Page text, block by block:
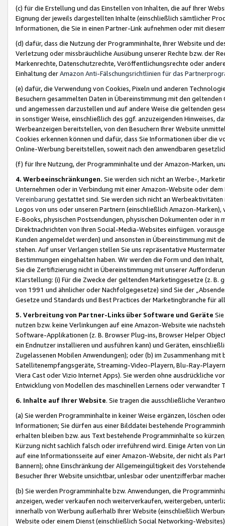
(c) für die Erstellung und das Einstellen von Inhalten, die auf Ihrer
Eignung der jeweils dargestellten Inhalte (einschließlich sämtlicher
Informationen, die Sie in einen Partner-Link aufnehmen oder mit
(d) dafür, dass die Nutzung der Programminhalte, Ihrer Website und
Verletzung oder missbräuchliche Ausübung unserer Rechte bzw. der
Markenrechte, Datenschutzrechte, Veröffentlichungsrechte oder
Einhaltung derAmazon Anti-Fälschungsrichtlinien für das
(e) dafür, die Verwendung von Cookies, Pixeln und anderen
Besuchern gesammelten Daten in Übereinstimmung mit den
und angemessen darzustellen und auf andere Weise die geltenden
in sonstiger Weise, einschließlich des ggf. anzuzeigenden Hinweises,
Werbeanzeigen bereitstellen, von den Besuchern Ihrer Website
Cookies erkennen können und dafür, dass Sie Informationen über die
Online-Werbung bereitstellen, soweit nach den anwendbaren
(f) für Ihre Nutzung, der Programminhalte und der Amazon-Marken,
4. Werbeeinschränkungen. Sie werden sich nicht an Werbe-,
Unternehmen oder in Verbindung mit einer Amazon-Website oder
Vereinbarung gestattet sind. Sie werden sich nicht an
Logos von uns oder unseren Partnern (einschließlich Amazon-
E-Books, physischen Postsendungen, physischen Dokumenten oder in
Direktnachrichten von Ihren Social-Media-Websites einfügen.
Kunden angemeldet werden) und ansonsten in Übereinstimmung mit
stehen. Auf unser Verlangen stellen Sie uns repräsentative
Bestimmungen eingehalten haben. Wir werden die Form und den
Sie die Zertifizierung nicht in Übereinstimmung mit unserer
Klarstellung: (i) Für die Zwecke der geltenden Marketinggesetze (z. B.
von 1991 und ähnlicher oder Nachfolgegesetze) sind Sie der
Gesetze und Standards und Best Practices der Marketingbranche für
5. Verbreitung von Partner-Links über Software und Geräte
nutzen bzw. keine Verlinkungen auf eine Amazon-Website wie
Software-Applikationen (z. B. Browser Plug-ins, Browser Helper
ein Endnutzer installieren und ausführen kann) und Geräten,
Zugelassenen Mobilen Anwendungen); oder (b) im Zusammenhang
Satellitenempfangsgeräte, Streaming-Video-Playern, Blu-Ray-
Viera Cast oder Vizio Internet Apps). Sie werden ohne ausdrückliche
Entwicklung von Modellen des maschinellen Lernens oder
6. Inhalte auf Ihrer Website. Sie tragen die ausschließliche
(a) Sie werden Programminhalte in keiner Weise ergänzen, löschen
Informationen; Sie dürfen aus einer Bilddatei bestehende
erhalten bleiben bzw. aus Text bestehende Programminhalte so
Kürzung nicht sachlich falsch oder irreführend wird. Einige Arten von
auf eine Informationsseite auf einer Amazon-Website, der nicht als
Bannern); ohne Einschränkung der Allgemeingültigkeit des
Besucher Ihrer Website unsichtbar, unlesbar oder unentzifferbar
(b) Sie werden Programminhalte bzw. Anwendungen, die
anzeigen, weder verkaufen noch weiterverkaufen, weitergeben,
innerhalb von Werbung außerhalb Ihrer Website (einschließlich
Website oder einem Dienst (einschließlich Social Networking-